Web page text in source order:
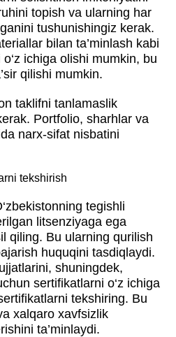
topish va ularning har
tushunishingiz kerak.
bilan ta’minlash kabi
ichiga olishi mumkin, bu
qilishi mumkin.
taklifni tanlamaslik
Portfolio, sharhlar va
narx-sifat nisbatini
tekshirish
tegishli
litsenziyaga ega
qiling. Bu ularning qurilish
huquqini tasdiqlaydi.
shuningdek,
sertifikatlarni o‘z ichiga
tekshiring. Bu
xalqaro xavfsizlik
ta’minlaydi.